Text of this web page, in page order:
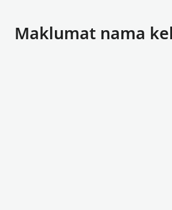
Maklumat nama